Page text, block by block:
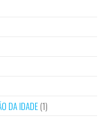
DA IDADE(1)